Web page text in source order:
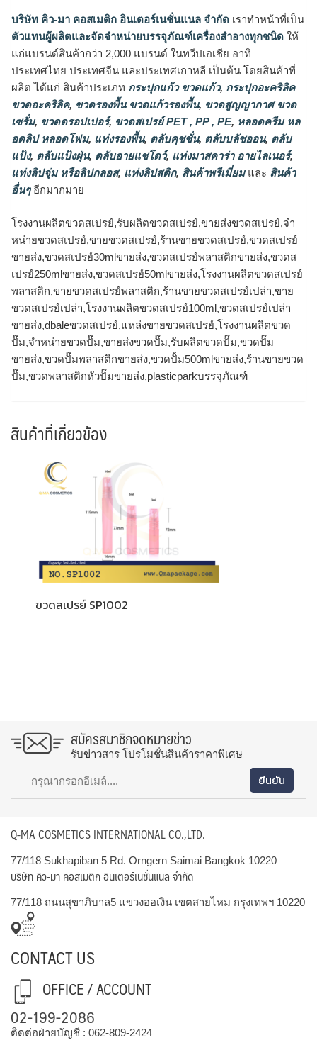
บริษัท คิว-มา คอสเมติก อินเตอร์เนชั่นแนล จำกัด เราทำหน้าที่เป็น
ตัวแทนผู้ผลิตและจัดจำหน่ายบรรจุภัณฑ์เครื่องสำอางทุกชนิด ให้
แก่แบรนด์สินค้ากว่า 2,000 แบรนด์ ในทวีปเอเชีย อาทิ
ประเทศไทย ประเทศจีน และประเทศเกาหลี เป็นต้น โดยสินค้าที่
ผลิต ได้แก่ สินค้าประเภท กระปุกแก้ว ขวดแก้ว, กระปุกอะคริลิค
ขวดอะคริลิค, ขวดรองพื้น ขวดแก้วรองพื้น, ขวดสูญญากาศ ขวด
เซรั่ม, ขวดดรอปเปอร์, ขวดสเปรย์ PET , PP , PE, หลอดครีม หล
อดลิป หลอดโฟม, แท่งรองพื้น, ตลับคุชชั่น, ตลับบลัชออน, ตลับ
แป้ง, ตลับแป้งฝุ่น, ตลับอายแชโดว์, แท่งมาสคาร่า อายไลเนอร์,
แท่งลิปจุ่ม หรือลิปกลอส, แท่งลิปสติก, สินค้าพรีเมี่ยมและ สินค้า
อื่นๆอีกมากมาย
โรงงานผลิตขวดสเปรย์,รับผลิตขวดสเปรย์,ขายส่งขวดสเปรย์,จำ
หน่ายขวดสเปรย์,ขายขวดสเปรย์,ร้านขายขวดสเปรย์,ขวดสเปรย์
ขายส่ง,ขวดสเปรย์30mlขายส่ง,ขวดสเปรย์พลาสติกขายส่ง,ขวดส
เปรย์250mlขายส่ง,ขวดสเปรย์50mlขายส่ง,โรงงานผลิตขวดสเปรย์
พลาสติก,ขายขวดสเปรย์พลาสติก,ร้านขายขวดสเปรย์เปล่า,ขาย
ขวดสเปรย์เปล่า,โรงงานผลิตขวดสเปรย์100ml,ขวดสเปรย์เปล่า
ขายส่ง,dbaleขวดสเปรย์,แหล่งขายขวดสเปรย์,โรงงานผลิตขวด
ปั๊ม,จำหน่ายขวดปั๊ม,ขายส่งขวดปั๊ม,รับผลิตขวดปั๊ม,ขวดปั๊ม
ขายส่ง,ขวดปั๊มพลาสติกขายส่ง,ขวดปั้ม500mlขายส่ง,ร้านขายขวด
ปั๊ม,ขวดพลาสติกหัวปั๊มขายส่ง,plasticparkบรรจุภัณฑ์
สินค้าที่เกี่ยวข้อง
ขวดสเปรย์ SP1002
สมัครสมาชิกจดหมายข่าว
รับข่าวสาร โปรโมชั่นสินค้าราคาพิเศษ
Q-MA COSMETICS INTERNATIONAL CO.,LTD.
77/118 Sukhapiban 5 Rd. Orngern Saimai Bangkok 10220
บริษัท คิว-มา คอสเมติก อินเตอร์เนชั่นแนล จำกัด
77/118 ถนนสุขาภิบาล5 แขวงออเงิน เขตสายไหม กรุงเทพฯ 10220
CONTACT US
OFFICE / ACCOUNT
02-199-2086
ติดต่อฝ่ายบัญชี : 062-809-2424